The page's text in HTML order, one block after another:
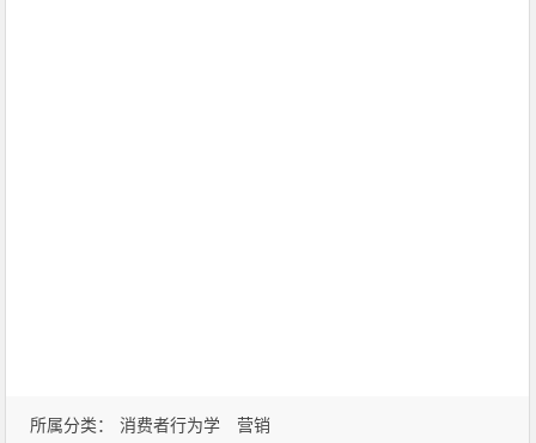
所属分类： 消费者行为学 营销